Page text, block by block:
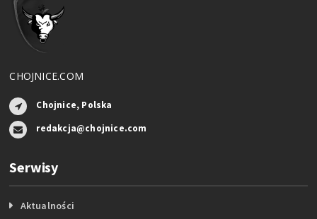
CHOJNICE.COM
Chojnice, Polska
redakcja@chojnice.com
Serwisy
Aktualności